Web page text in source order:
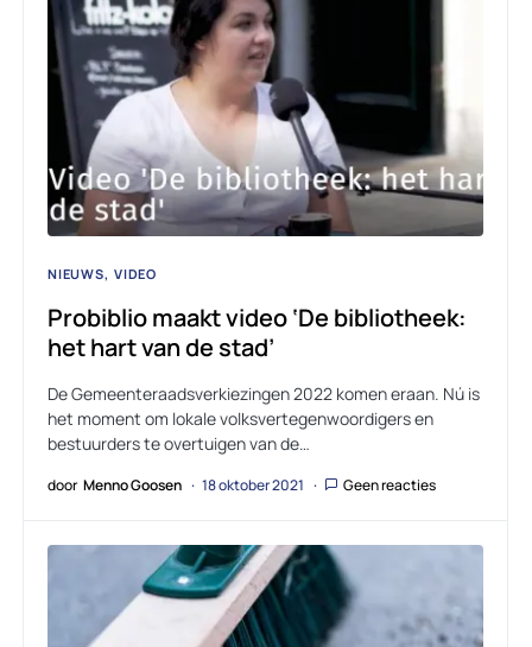
NIEUWS VIDEO
Probiblio maakt video ‘De bibliotheek:
het hart van de stad’
De Gemeenteraadsverkiezingen 2022 komen eraan. Nú is
het moment om lokale volksvertegenwoordigers en
bestuurders te overtuigen van de…
door Menno Goosen 18 oktober 2021 Geen reacties